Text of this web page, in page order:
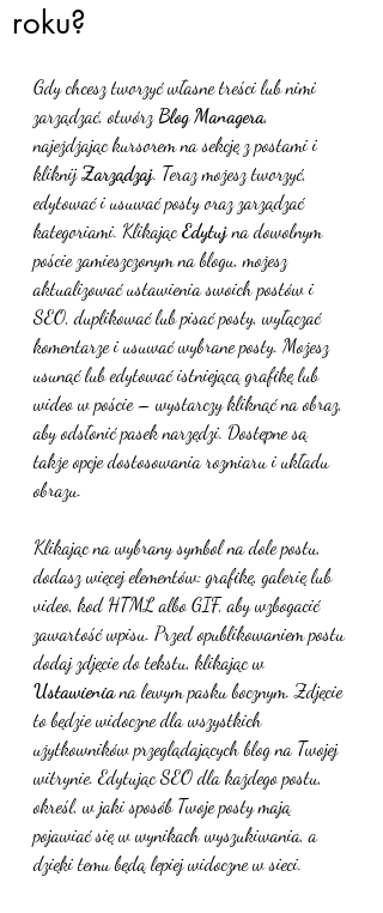
roku?
Gdy chcesz tworzyć własne treści lub nimi
zarządzać, otwórz Blog Managera,
najeżdżając kursorem na sekcję z postami i
kliknij Zarządzaj. Teraz możesz tworzyć,
edytować i usuwać posty oraz zarządzać
kategoriami. Klikając Edytuj na dowolnym
poście zamieszczonym na blogu, możesz
aktualizować ustawienia swoich postów i
SEO, duplikować lub pisać posty, wyłączać
komentarze i usuwać wybrane posty. Możesz
usunąć lub edytować istniejącą grafikę lub
wideo w poście – wystarczy kliknąć na obraz,
aby odsłonić pasek narzędzi. Dostępne są
także opcje dostosowania rozmiaru i układu
obrazu.
Klikając na wybrany symbol na dole postu,
dodasz więcej elementów: grafikę, galerię lub
video, kod HTML albo GIF, aby wzbogacić
zawartość wpisu. Przed opublikowaniem postu
dodaj zdjęcie do tekstu, klikając w
Ustawienia na lewym pasku bocznym. Zdjęcie
to będzie widoczne dla wszystkich
użytkowników przeglądających blog na Twojej
witrynie. Edytując SEO dla każdego postu,
określ, w jaki sposób Twoje posty mają
pojawiać się w wynikach wyszukiwania, a
dzięki temu będą lepiej widoczne w sieci.